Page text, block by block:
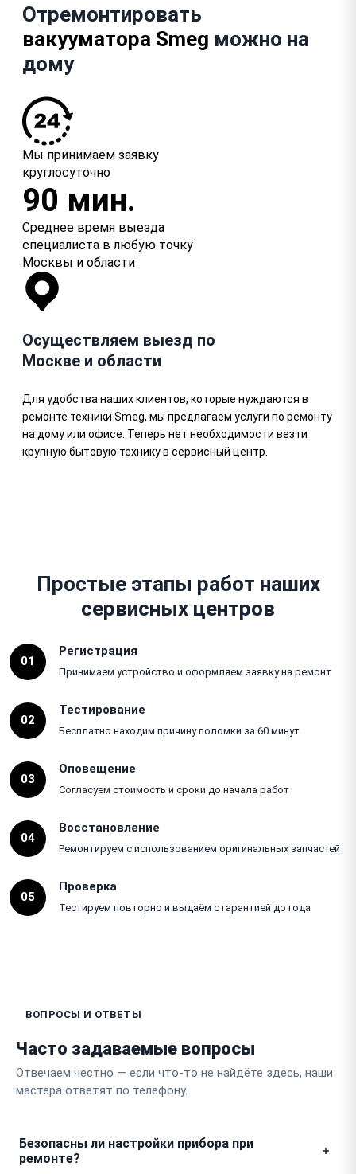
Отремонтировать
вакууматора Smeg можно на
дому
Мы принимаем заявку
круглосуточно
90 мин.
Среднее время выезда
специалиста в любую точку
Москвы и области
Осуществляем выезд по
Москве и области
Для удобства наших клиентов, которые нуждаются в
ремонте техники Smeg, мы предлагаем услуги по ремонту
на дому или офисе. Теперь нет необходимости везти
крупную бытовую технику в сервисный центр.
Простые этапы работ наших
сервисных центров
01
Регистрация
Принимаем устройство и оформляем заявку на ремонт
02
Тестирование
Бесплатно находим причину поломки за 60 минут
03
Оповещение
Согласуем стоимость и сроки до начала работ
04
Восстановление
Ремонтируем с использованием оригинальных запчастей
05
Проверка
Тестируем повторно и выдаём с гарантией до года
ВОПРОСЫ И ОТВЕТЫ
Часто задаваемые вопросы
Отвечаем честно — если что-то не найдёте здесь, наши
мастера ответят по телефону.
Безопасны ли настройки прибора при
ремонте?